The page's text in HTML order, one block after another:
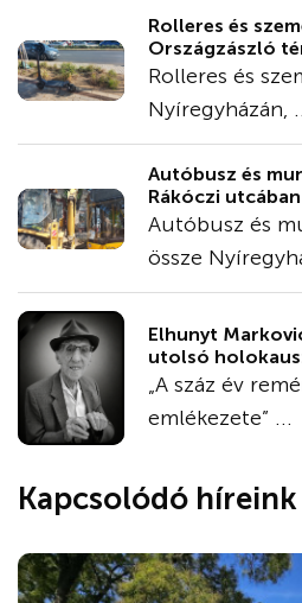
Rolleres és
Országzászló
Rolleres és
Nyíregyházán,
Autóbusz és
Rákóczi utcában
Autóbusz és
össze
Elhunyt
utolsó
„A száz év
emlékezete” ...
Kapcsolódó híreink